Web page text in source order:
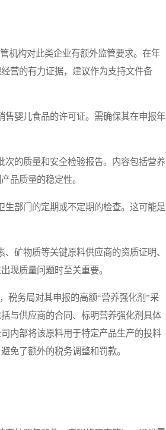
构对此类企业有额外监管要求。在年
营的有力证据，建议作为支持文件备
婴儿食品的许可证。需确保其在申报年
的质量和安全检验报告。内容包括营养
品质量的稳定性。
部门的定期或不定期的检查。这可能是
矿物质等关键原料供应商的资质证明、
现质量问题时至关重要。
务局对其申报的高额“营养强化剂”采
与供应商的合同、标明营养强化剂具体
内部将该原料用于特定产品生产的投料
免了额外的税务调整和罚款。